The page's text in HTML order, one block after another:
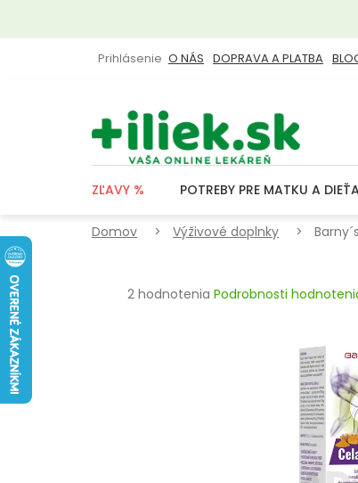
obsah
O NÁS DOPRAVA A PLATBA
Prihlásenie
ZĽAVY % POTREBY PRE MATKU A
Domov Výživové doplnky
Priemerné
2 hodnotenia Podrobnosti